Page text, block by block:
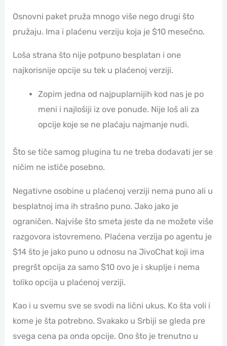
Osnovni paket pruža mnogo više nego drugi što
pružaju. Ima i plaćenu verziju koja je $10 mesečno.
Loša strana što nije potpuno besplatan i one
najkorisnije opcije su tek u plaćenoj verziji.
Zopim jedna od najpuplarnijih kod nas je po
meni i najlošiji iz ove ponude. Nije loš ali za
opcije koje se ne plaćaju najmanje nudi.
Što se tiče samog plugina tu ne treba dodavati jer se
ničim ne ističe posebno.
Negativne osobine u plaćenoj verziji nema puno ali u
besplatnoj ima ih strašno puno. Jako jako je
ograničen. Najviše što smeta jeste da ne možete više
razgovora istovremeno. Plaćena verzija po agentu je
$14 što je jako puno u odnosu na JivoChat koji ima
pregršt opcija za samo $10 ovo je i skuplje i nema
toliko opcija u plaćenoj verziji.
Kao i u svemu sve se svodi na lični ukus. Ko šta voli i
kome je šta potrebno. Svakako u Srbiji se gleda pre
svega cena pa onda opcije. Ono što je trenutno u